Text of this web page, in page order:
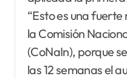
“Esto es una
la Comisión
(CoNaIn), porque
las 12 semanas el